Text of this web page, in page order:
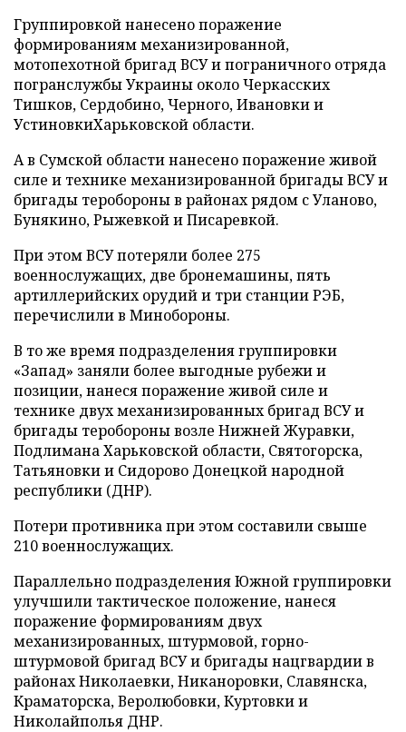
Группировкой нанесено поражение
формированиям механизированной,
мотопехотной бригад ВСУ и пограничного отряда
погранслужбы Украины около Черкасских
Тишков, Сердобино, Черного, Ивановки и
УстиновкиХарьковской области.
А в Сумской области нанесено поражение живой
силе и технике механизированной бригады ВСУ и
бригады теробороны в районах рядом с Уланово,
Бунякино, Рыжевкой и Писаревкой.
При этом ВСУ потеряли более 275
военнослужащих, две бронемашины, пять
артиллерийских орудий и три станции РЭБ,
перечислили в Минобороны.
В то же время подразделения группировки
«Запад» заняли более выгодные рубежи и
позиции, нанеся поражение живой силе и
технике двух механизированных бригад ВСУ и
бригады теробороны возле Нижней Журавки,
Подлимана Харьковской области, Святогорска,
Татьяновки и Сидорово Донецкой народной
республики (ДНР).
Потери противника при этом составили свыше
210 военнослужащих.
Параллельно подразделения Южной группировки
улучшили тактическое положение, нанеся
поражение формированиям двух
механизированных, штурмовой, горно-
штурмовой бригад ВСУ и бригады нацгвардии в
районах Николаевки, Никаноровки, Славянска,
Краматорска, Веролюбовки, Куртовки и
Николайполья ДНР.